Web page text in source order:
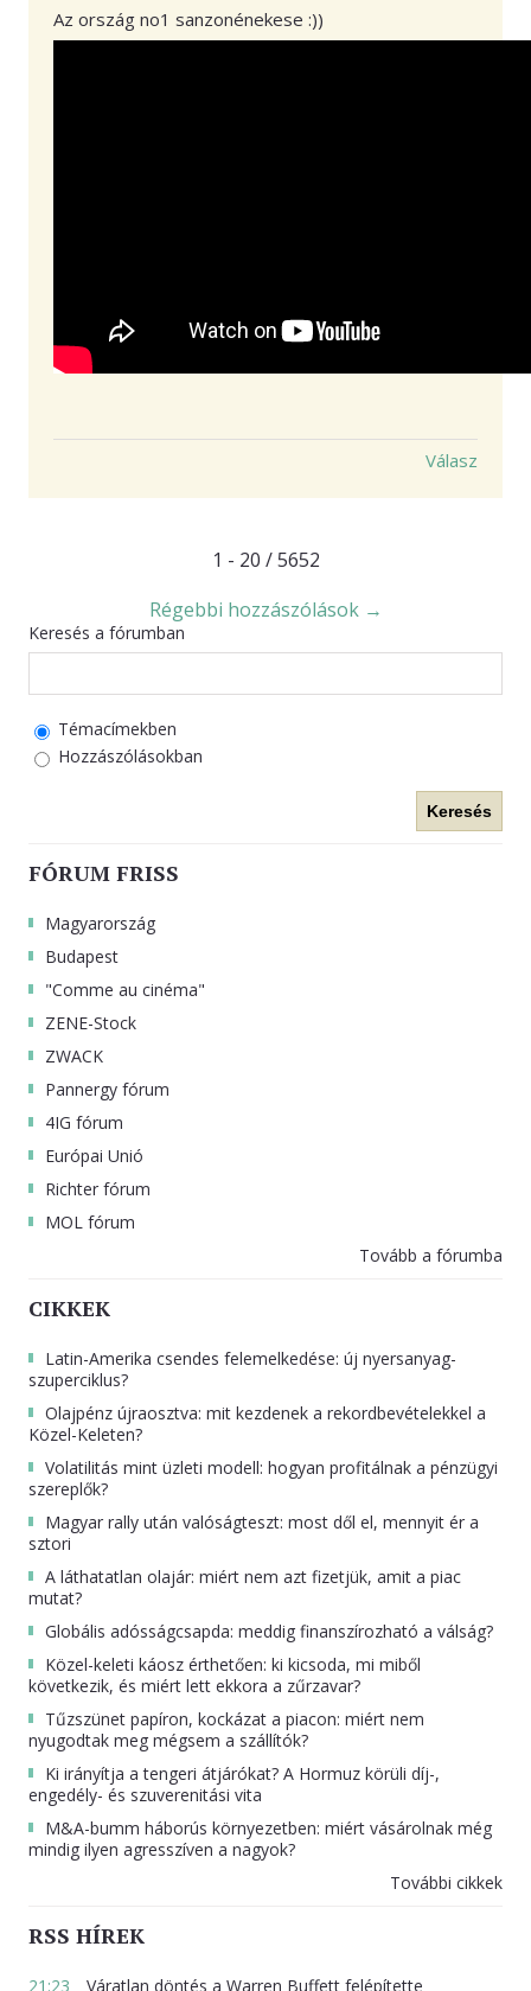
Az ország no1 sanzonénekese :))
Válasz
1 - 20 / 5652
Régebbi hozzászólások →
Keresés a fórumban
Témacímekben
Hozzászólásokban
Keresés
FÓRUM FRISS
Magyarország
Budapest
"Comme au cinéma"
ZENE-Stock
ZWACK
Pannergy fórum
4IG fórum
Európai Unió
Richter fórum
MOL fórum
Tovább a fórumba
CIKKEK
Latin-Amerika csendes felemelkedése: új nyersanyag-
szuperciklus?
Olajpénz újraosztva: mit kezdenek a rekordbevételekkel a
Közel-Keleten?
Volatilitás mint üzleti modell: hogyan profitálnak a pénzügyi
szereplők?
Magyar rally után valóságteszt: most dől el, mennyit ér a
sztori
A láthatatlan olajár: miért nem azt fizetjük, amit a piac
mutat?
Globális adósságcsapda: meddig finanszírozható a válság?
Közel-keleti káosz érthetően: ki kicsoda, mi miből
következik, és miért lett ekkora a zűrzavar?
Tűzszünet papíron, kockázat a piacon: miért nem
nyugodtak meg mégsem a szállítók?
Ki irányítja a tengeri átjárókat? A Hormuz körüli díj-,
engedély- és szuverenitási vita
M&A-bumm háborús környezetben: miért vásárolnak még
mindig ilyen agresszíven a nagyok?
További cikkek
RSS HÍREK
21:23 Váratlan döntés a Warren Buffett felépítette